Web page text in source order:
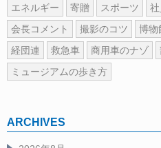
エネルギー
寄贈 スポーツ
会長コメント
撮影のコツ 博物
経団連
救急車 商用車のナゾ
ミュージアムの歩き方
ARCHIVES